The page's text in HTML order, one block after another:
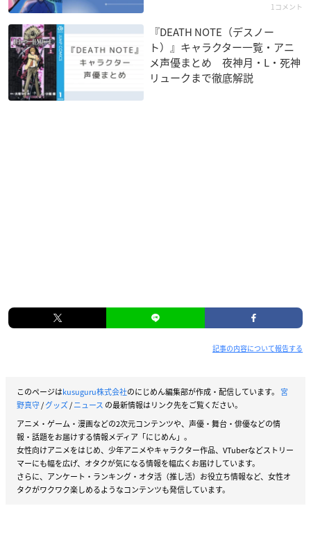
1コメント
『DEATH NOTE（デスノー
ト）』キャラクター一覧・アニ
メ声優まとめ 夜神月・L・死神
リュークまで徹底解説
記事の内容について報告する
このページはkusuguru株式会社のにじめん編集部が作成・配信しています。 宮
野真守/グッズ/ニュース の最新情報はリンク先をご覧ください。
アニメ・ゲーム・漫画などの2次元コンテンツや、声優・舞台・俳優などの情
報・話題をお届けする情報メディア「にじめん」。
女性向けアニメをはじめ、少年アニメやキャラクター作品、VTuberなどストリー
マーにも幅を広げ、オタクが気になる情報を幅広くお届けしています。
さらに、アンケート・ランキング・オタ活（推し活）お役立ち情報など、女性オ
タクがワクワク楽しめるようなコンテンツも発信しています。